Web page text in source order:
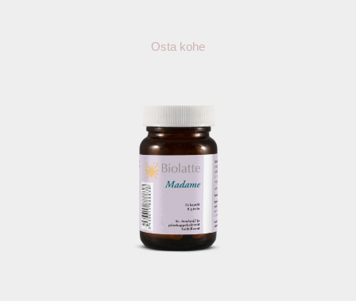
Osta kohe